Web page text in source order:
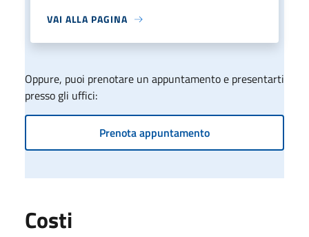
VAI ALLA PAGINA
Oppure, puoi prenotare un appuntamento e presentarti
presso gli uffici:
Prenota appuntamento
Costi